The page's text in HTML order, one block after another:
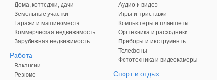
Дома, коттеджи, дачи
Земельные участки
Гаражи и машиноместа
Коммерческая недвижимость
Зарубежная недвижимость
Работа
Вакансии
Резюме
Аудио и видео
Игры и приставки
Компьютеры и планшеты
Оргтехника и расходники
Приборы и инструменты
Телефоны
Фототехника и видеокамеры
Спорт и отдых